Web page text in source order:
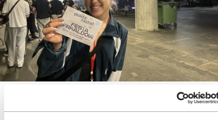
«Oso garrantzitsuak dira, txikitatik gurekin egon
dira, eta poztasun handia eman digute. Irakatsi